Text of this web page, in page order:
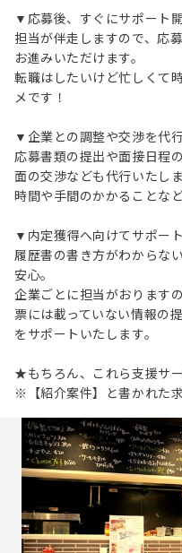
▼応募後、すぐにサポート開
担当が伴走しますので、応
お進みいただけます。
転職はしたいけど忙しくて
メです！
▼企業との調整や交渉を代
応募書類の提出や面接日程
面の交渉なども代行いたしま
時間や手間のかかることな
▼内定獲得へ向けてサポート
履歴書の書き方がわからな
安心。
企業ごとに担当がおります
票には載っていない情報の
をサポートいたします。
★もちろん、これら支援サ
※【紹介案件】と書かれた求